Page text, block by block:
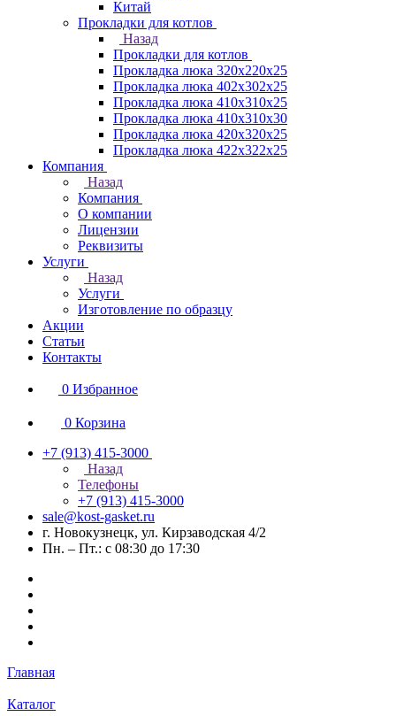
Китай
Прокладки для котлов
Назад
Прокладки для котлов
Прокладка люка 320x220x25
Прокладка люка 402x302x25
Прокладка люка 410x310x25
Прокладка люка 410х310х30
Прокладка люка 420x320x25
Прокладка люка 422x322x25
Компания
Назад
Компания
О компании
Лицензии
Реквизиты
Услуги
Назад
Услуги
Изготовление по образцу
Акции
Статьи
Контакты
0 Избранное
0 Корзина
+7 (913) 415-3000
Назад
Телефоны
+7 (913) 415-3000
sale@kost-gasket.ru
г. Новокузнецк, ул. Кирзаводская 4/2
Пн. – Пт.: с 08:30 до 17:30
Главная
Каталог